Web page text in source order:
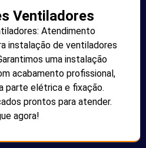
Ventiladores
Atendimento
instalação de ventiladores
uma instalação
acabamento profissional,
parte elétrica e fixação.
prontos para atender.
agora!